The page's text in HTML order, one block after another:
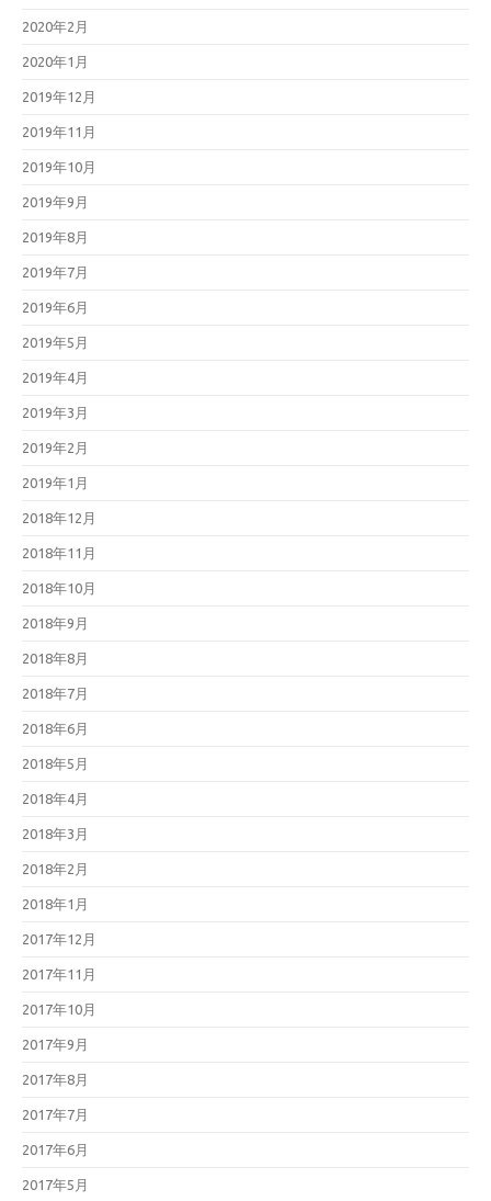
2020年2月
2020年1月
2019年12月
2019年11月
2019年10月
2019年9月
2019年8月
2019年7月
2019年6月
2019年5月
2019年4月
2019年3月
2019年2月
2019年1月
2018年12月
2018年11月
2018年10月
2018年9月
2018年8月
2018年7月
2018年6月
2018年5月
2018年4月
2018年3月
2018年2月
2018年1月
2017年12月
2017年11月
2017年10月
2017年9月
2017年8月
2017年7月
2017年6月
2017年5月